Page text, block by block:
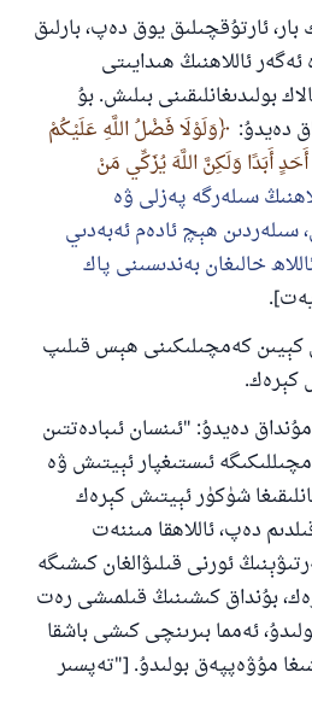
ئارتۇقچىلىق يوق دەپ، بارلىق
ئاللاھنىڭ ھىدايىتى
بولىدىغانلىقىنى بىلىش. بۇ
دەيدۇ:
وَلَوْلَا فَضْلُ اللَّهِ عَلَيْكُمْ
أَبَدًا وَلَكِنَّ اللَّهَ يُزَكِّي مَنْ
سىلەرگە پەزلى ۋە
سىلەردىن ھېچ ئادەم ئەبەدىي
خالىغان بەندىسىنى پاك
كېيىن كەمچىلىكىنى ھېس قىلىپ
كېرەك.
دەيدۇ: "ئىنسان ئىبادەتتىن
ئىستىغپار ئېيتىش ۋە
شۈكۈر ئېيتىش كېرەك
دەپ، ئاللاھقا مىننەت
ئورنى قىلىۋالغان كىشىگە
بۇنداق كىشىنىڭ قىلمىشى رەت
ئەمما بىرىنچى كىشى باشقا
مۇۋەپپەق بولىدۇ. ["تەپسىر